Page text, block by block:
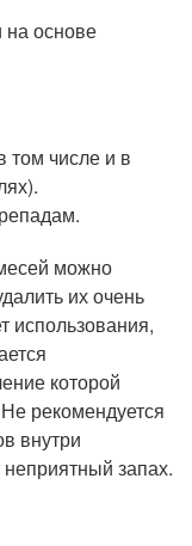
на основе
том числе и в
можно
их очень
использования,
которой
рекомендуется
внутри
запах.